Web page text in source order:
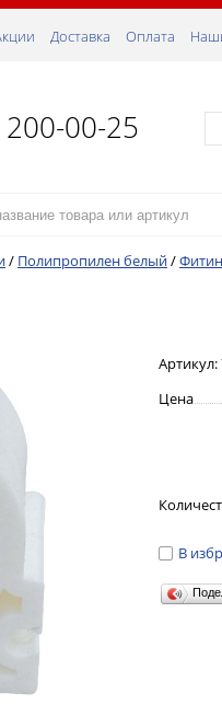
Доставка Оплата
200-00-25
/ Полипропилен белый/
Артикул:
Цена
В